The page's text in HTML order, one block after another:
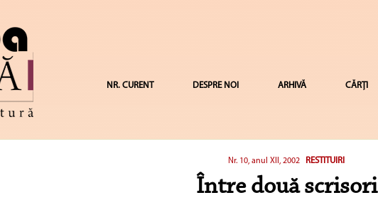
NR. CURENT DESPRE NOI ARHIVĂ CĂRȚI
Nr. 10, anul XII, 2002 RESTITUIRI
Între două scrisori